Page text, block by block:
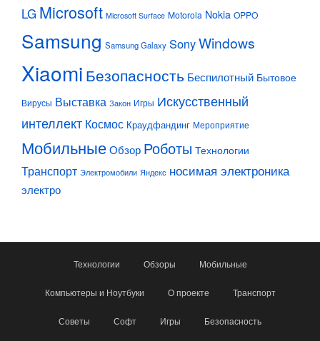
LG Microsoft Microsoft Surface Motorola Nokia OPPO
Samsung Samsung Galaxy SonyWindows
Xiaomi Безопасность Беспилотный Бытовое
Вирусы Выставка Закон Игры Искусственный
интеллект Космос Краудфандинг Мероприятие
МобильныеОбзор Роботы Технологии
Транспорт Электромобили Яндекс носимая электроника
электро
Технологии Обзоры Мобильные
Компьютеры и Ноутбуки О проекте Транспорт
Советы Софт Игры Безопасность